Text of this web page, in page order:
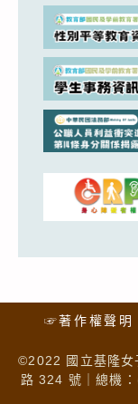
☞著作權聲明
©2022 國立基隆女
路 324 號｜總機